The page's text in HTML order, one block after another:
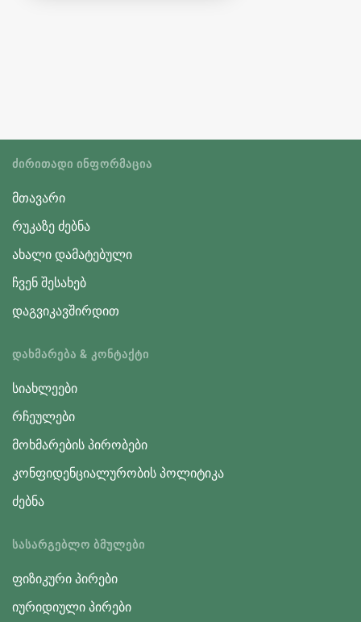
ᲫᲘᲠᲘᲗᲐᲓᲘ ᲘᲜᲤᲝᲠᲛᲐᲪᲘᲐ
მთავარი
რუკაზე ძებნა
ახალი დამატებული
ჩვენ შესახებ
დაგვიკავშირდით
ᲓᲐᲮᲛᲐᲠᲔᲑᲐ & ᲙᲝᲜᲢᲐᲥᲢᲘ
სიახლეები
რჩეულები
მოხმარების პირობები
კონფიდენციალურობის პოლიტიკა
ძებნა
ᲡᲐᲡᲐᲠᲒᲔᲑᲚᲝ ᲑᲛᲣᲚᲔᲑᲘ
ფიზიკური პირები
იურიდიული პირები